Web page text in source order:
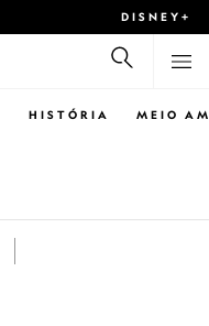
DISNEY+
HISTÓRIA MEIO